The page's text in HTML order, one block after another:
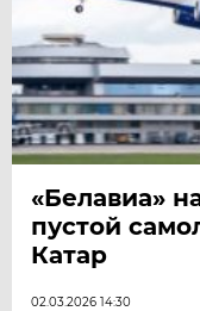
«Белавиа»
пустой
Катар
02.03.2026 14:30